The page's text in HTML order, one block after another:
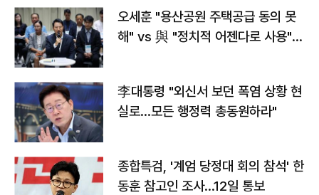
오세훈 "용산공원 주택공급 동의 못
해" vs 與 "정치적 어젠다로 사용"
李대통령 "외신서 보던 폭염 상황 현
실로…모든 행정력 총동원하라"
종합특검, '계엄 당정대 회의 참석' 한
동훈 참고인 조사...12일 통보